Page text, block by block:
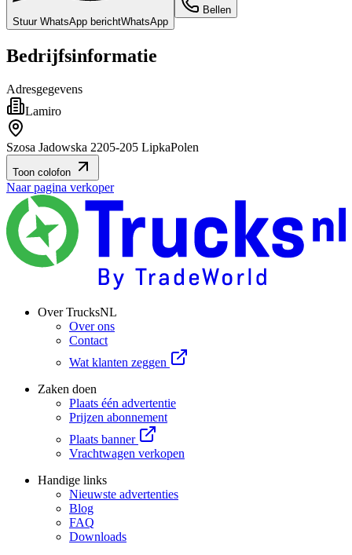
Stuur WhatsApp berichtWhatsApp
Bellen
Bedrijfsinformatie
Adresgegevens
Lamiro
Szosa Jadowska 2205-205 LipkaPolen
Toon colofon
Naar pagina verkoper
Over TrucksNL
Over ons
Contact
Wat klanten zeggen
Zaken doen
Plaats één advertentie
Prijzen abonnement
Plaats banner
Vrachtwagen verkopen
Handige links
Nieuwste advertenties
Blog
FAQ
Downloads